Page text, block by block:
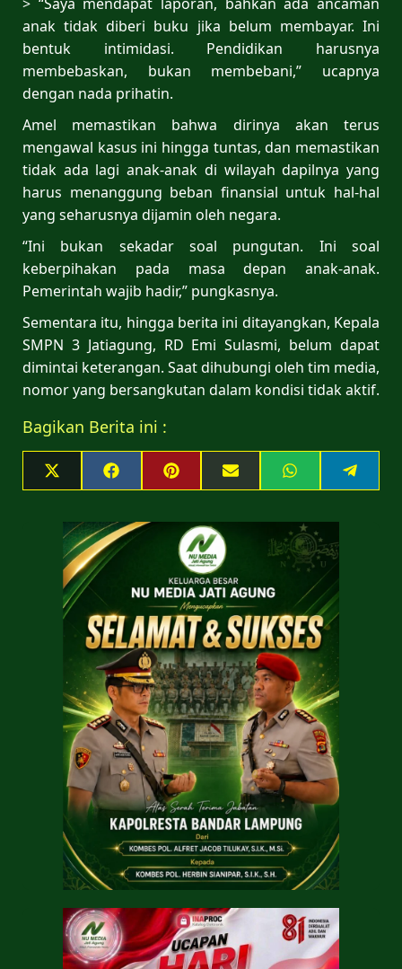
anak tidak diberi buku jika belum membayar. Ini
bentuk intimidasi. Pendidikan harusnya
membebaskan, bukan membebani,” ucapnya
dengan nada prihatin.
Amel memastikan bahwa dirinya akan terus
mengawal kasus ini hingga tuntas, dan memastikan
tidak ada lagi anak-anak di wilayah dapilnya yang
harus menanggung beban finansial untuk hal-hal
yang seharusnya dijamin oleh negara.
“Ini bukan sekadar soal pungutan. Ini soal
keberpihakan pada masa depan anak-anak.
Pemerintah wajib hadir,” pungkasnya.
Sementara itu, hingga berita ini ditayangkan, Kepala
SMPN 3 Jatiagung, RD Emi Sulasmi, belum dapat
dimintai keterangan. Saat dihubungi oleh tim media,
nomor yang bersangkutan dalam kondisi tidak aktif.
Bagikan Berita ini :